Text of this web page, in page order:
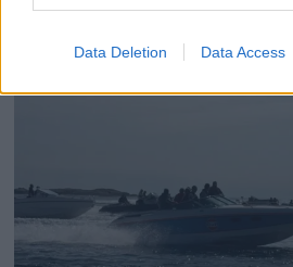
Data Deletion Data Access
seilskole